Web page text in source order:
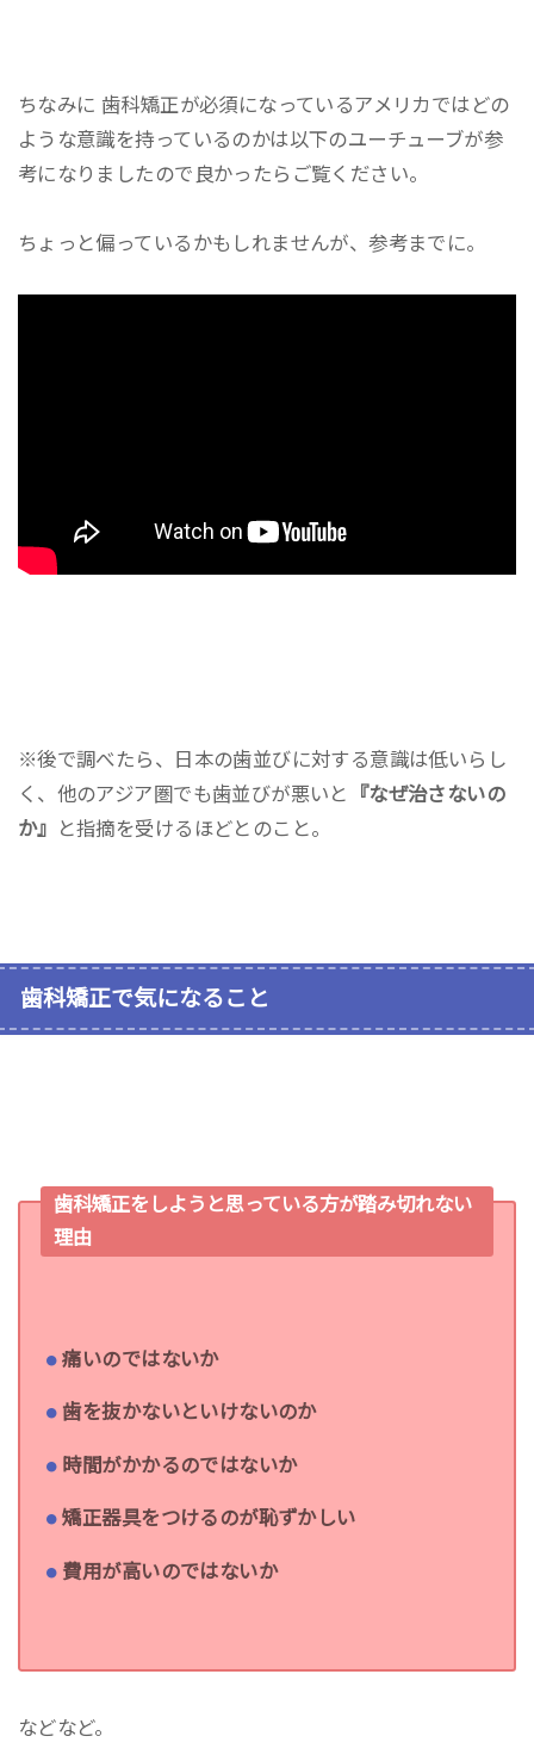
ちなみに 歯科矯正が必須になっているアメリカではどの
ような意識を持っているのかは以下のユーチューブが参
考になりましたので良かったらご覧ください。
ちょっと偏っているかもしれませんが、参考までに。
※後で調べたら、日本の歯並びに対する意識は低いらし
く、他のアジア圏でも歯並びが悪いと
『なぜ治さないの
か』
と指摘を受けるほどとのこと。
歯科矯正で気になること
歯科矯正をしようと思っている方が踏み切れない
理由
痛いのではないか
歯を抜かないといけないのか
時間がかかるのではないか
矯正器具をつけるのが恥ずかしい
費用が高いのではないか
などなど。